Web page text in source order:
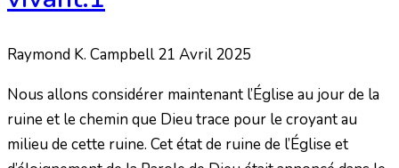
Raymond K. Campbell 21 Avril 2025
Nous allons considérer maintenant l’Église au jour de la
ruine et le chemin que Dieu trace pour le croyant au
milieu de cette ruine. Cet état de ruine de l’Église et